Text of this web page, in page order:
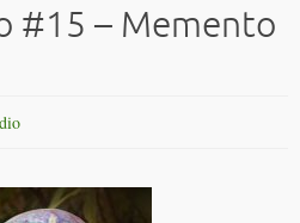
#15 – Memento